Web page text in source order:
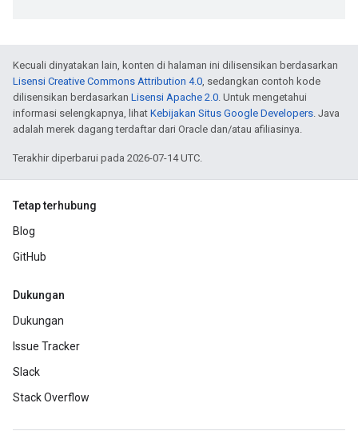
Kecuali dinyatakan lain, konten di halaman ini dilisensikan berdasarkan
Lisensi Creative Commons Attribution 4.0 , sedangkan contoh kode
dilisensikan berdasarkan Lisensi Apache 2.0 . Untuk mengetahui
informasi selengkapnya, lihat Kebijakan Situs Google Developers . Java
adalah merek dagang terdaftar dari Oracle dan/atau afiliasinya.
Terakhir diperbarui pada 2026-07-14 UTC.
Tetap terhubung
Blog
GitHub
Dukungan
Dukungan
Issue Tracker
Slack
Stack Overflow